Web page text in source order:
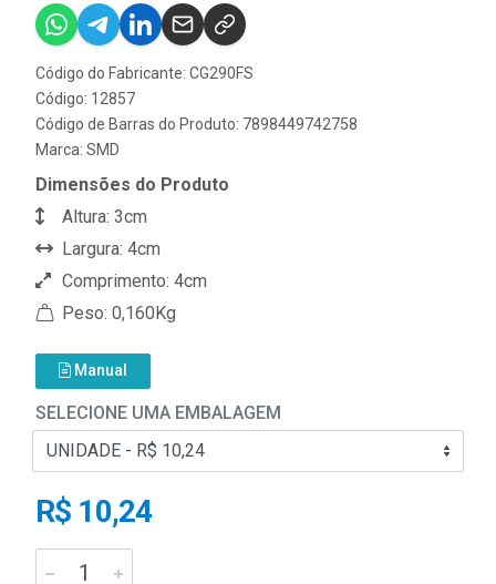
Código do Fabricante: CG290FS
Código: 12857
Código de Barras do Produto: 7898449742758
Marca: SMD
Dimensões do Produto
Altura: 3cm
Largura: 4cm
Comprimento: 4cm
Peso: 0,160Kg
Manual
SELECIONE UMA EMBALAGEM
R$ 10,24